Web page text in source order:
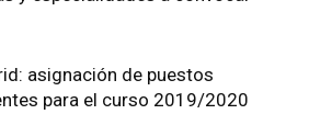
asignación de puestos
para el curso 2019/2020